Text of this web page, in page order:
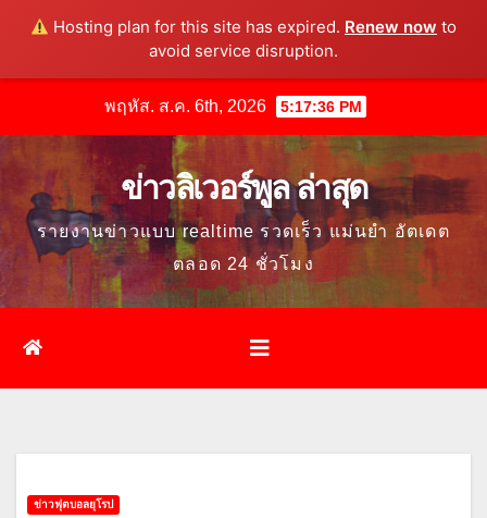
Hosting plan for this site has expired. Renew now to
avoid service disruption.
content
พฤหัส. ส.ค. 6th, 2026 5:17:38 PM
ข่าวลิเวอร์พูล ล่าสุด
รายงานข่าวแบบ realtime รวดเร็ว แม่นยำ อัตเดต
ตลอด 24 ชั่วโมง
ข่าวฟุตบอลยุโรป